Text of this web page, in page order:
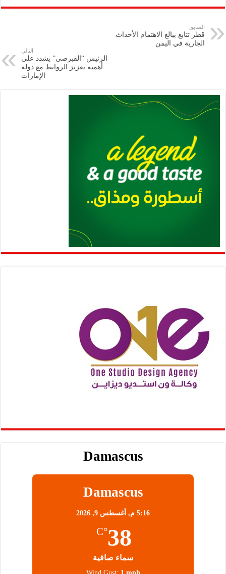
p
y
Li
eb
k
tt
nt
at
p
gr
ai
ar
السابق
قطر تتابع ببالغ الاهتمام الأحداث
الجارية في اليمن
التالي
الرئيس “القبرصي” يشدد على
أهمية تعزيز الروابط مع دولة
الإمارات
Damascus
Damascus
5:16 م, أغسطس 9, 2026
38
°C
سماء صافية